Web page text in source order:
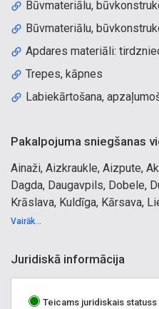
Būvmateriālu,
Būvmateriālu,
Apdares materiāli:
Trepes, kāpnes
Labiekārtošana,
Pakalpojuma sniegšanas
Ainaži, Aizkraukle, Aizpute,
Dagda, Daugavpils, Dobele,
Krāslava, Kuldīga, Kārsava,
Piltene, Preiļi, Priekule,
Varakļāni, Ventspils, Viesīte,
Vairāk...
Juridiskā informācija
Teicams juridiskais statuss